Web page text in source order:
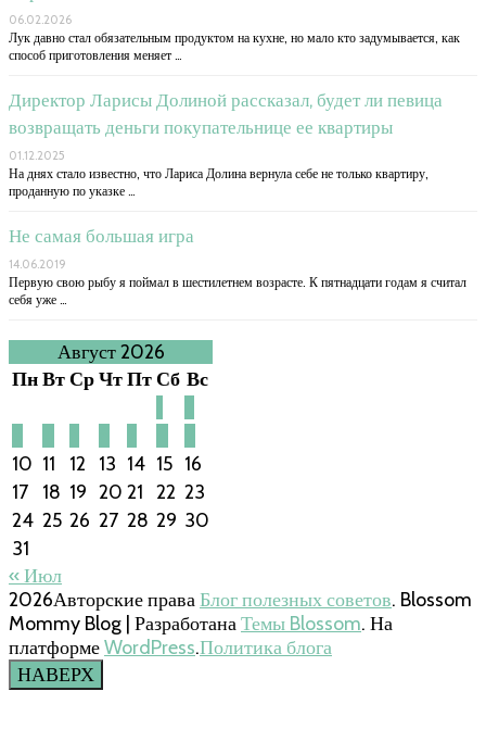
06.02.2026
Лук давно стал обязательным продуктом на кухне, но мало кто задумывается, как
способ приготовления меняет …
Директор Ларисы Долиной рассказал, будет ли певица
возвращать деньги покупательнице ее квартиры
01.12.2025
На днях стало известно, что Лариса Долина вернула себе не только квартиру,
проданную по указке …
Не самая большая игра
14.06.2019
Первую свою рыбу я поймал в шестилетнем возрасте. К пятнадцати годам я считал
себя уже …
Август 2026
ПнВтСрЧтПтСб Вс
10 11 12 13 14 15 16
17
18 19 20 21 22 23
24 25 26 27 28 29 30
31
« Июл
2026Авторские праваБлог полезных советов. Blossom
Mommy Blog | РазработанаТемы Blossom. На
платформеWordPress.Политика блога
НАВЕРХ